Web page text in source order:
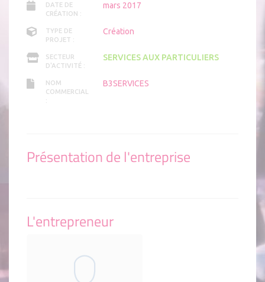
DATE DE
CRÉATION :
mars 2017
TYPE DE
PROJET :
Création
SECTEUR
D'ACTIVITÉ :
SERVICES AUX PARTICULIERS
NOM
COMMERCIAL
:
B3SERVICES
Présentation de l'entreprise
L'entrepreneur